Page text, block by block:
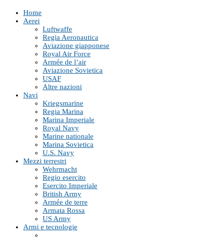
Home
Aerei
Luftwaffe
Regia Aeronautica
Aviazione giapponese
Royal Air Force
Armée de l’air
Aviazione Sovietica
USAF
Altre nazioni
Navi
Kriegsmarine
Regia Marina
Marina Imperiale
Royal Navy
Marine nationale
Marina Sovietica
U.S. Navy
Mezzi terrestri
Wehrmacht
Regio esercito
Esercito Imperiale
British Army
Armée de terre
Armata Rossa
US Army
Armi e tecnologie